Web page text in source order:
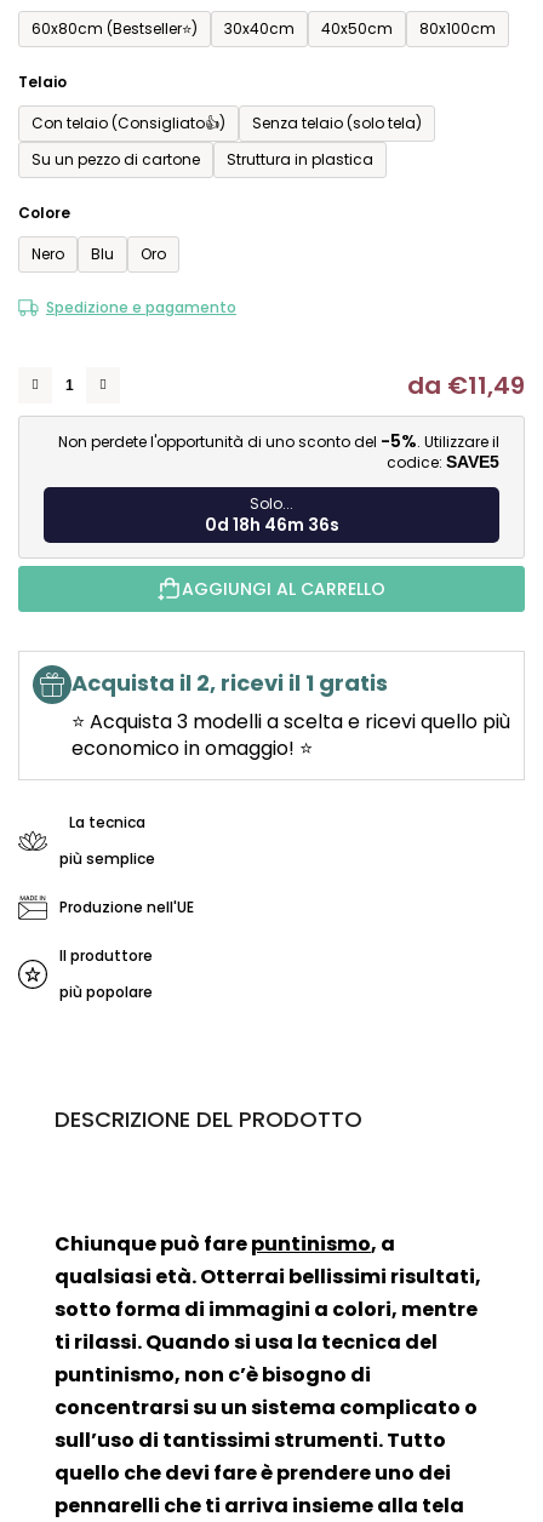
60x80cm (Bestseller⭐)
30x40cm 40x50cm 80x100cm
Telaio
Con telaio (Consigliato👍)
Senza telaio (solo tela)
Su un pezzo di cartone
Struttura in plastica
Colore
Nero
Blu Oro
Spedizione e pagamento
da €11,49
Non perdete l'opportunità di uno sconto del -5%. Utilizzare il
codice: SAVE5
Solo...
0d 18h 46m 36s
AGGIUNGI AL CARRELLO
Acquista il 2, ricevi il 1 gratis
⭐ Acquista 3 modelli a scelta e ricevi quello più
economico in omaggio! ⭐
La tecnica
più semplice
Produzione nell'UE
Il produttore
più popolare
DESCRIZIONE DEL PRODOTTO
Chiunque può farepuntinismo, a
qualsiasi età. Otterrai bellissimi risultati,
sotto forma di immagini a colori, mentre
ti rilassi. Quando si usa la tecnica del
puntinismo, non c’è bisogno di
concentrarsi su un sistema complicato o
sull’uso di tantissimi strumenti. Tutto
quello che devi fare è prendere uno dei
pennarelli che ti arriva insieme alla tela